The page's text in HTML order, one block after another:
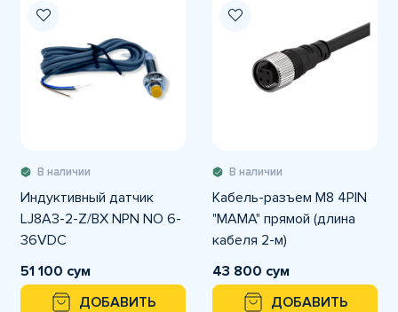
В наличии
Индуктивный датчик
LJ8A3-2-Z/BX NPN NO 6-
36VDC
51 100 сум
ДОБАВИТЬ
В наличии
Кабель-разъем M8 4PIN
"MAMA" прямой (длина
кабеля 2-м)
43 800 сум
ДОБАВИТЬ